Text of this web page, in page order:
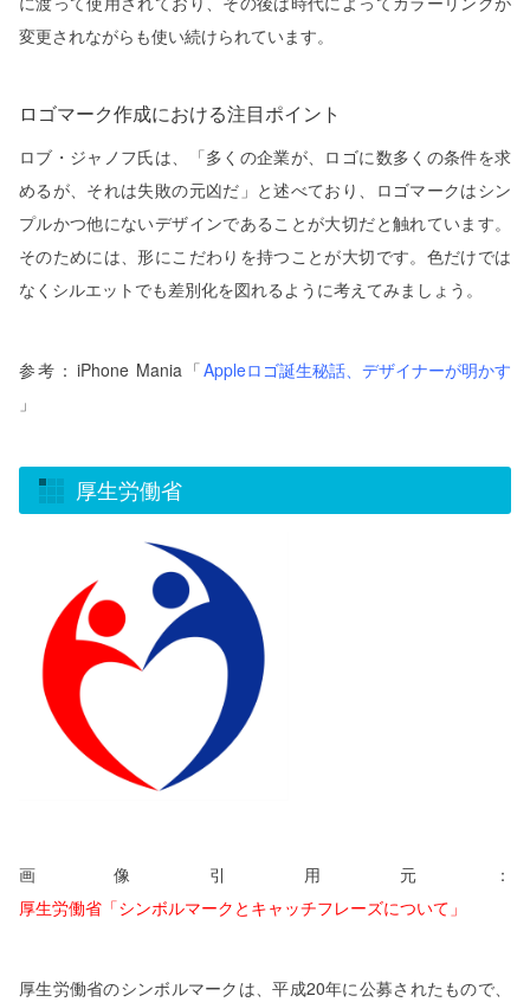
変更されながらも使い続けられています。
ロゴマーク作成における注目ポイント
ロブ・ジャノフ氏は、「多くの企業が、ロゴに数多くの条件を求
めるが、それは失敗の元凶だ」と述べており、ロゴマークはシン
プルかつ他にないデザインであることが大切だと触れています。
そのためには、形にこだわりを持つことが大切です。色だけでは
なくシルエットでも差別化を図れるように考えてみましょう。
参考：iPhone Mania「Appleロゴ誕生秘話、デザイナーが明かす
」
厚生労働省
画像引用元：
厚生労働省「シンボルマークとキャッチフレーズについて」
厚生労働省のシンボルマークは、平成20年に公募されたもので、